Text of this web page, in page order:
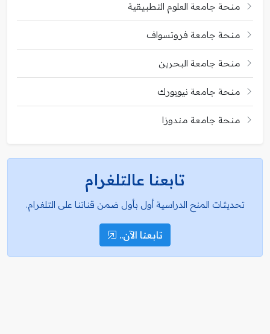
منحة جامعة العلوم التطبيقية
منحة جامعة فروتسواف
منحة جامعة البحرين
منحة جامعة نيويورك
منحة جامعة مندوزا
تابعنا عالتلغرام
تحديثات المنح الدراسية أول بأول ضمن قناتنا على التلغرام.
تابعنا الآن..